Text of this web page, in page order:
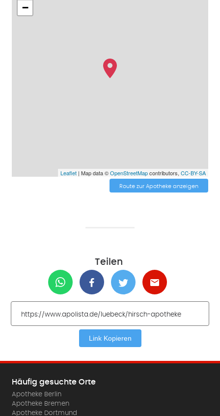
−
Leaflet| Map data ©OpenStreetMapcontributors, CC-BY-SA
Route zur Apotheke anzeigen
Teilen
Link Kopieren
Häufig gesuchte Orte
Apotheke Berlin
Apotheke Bremen
Apotheke Dortmund